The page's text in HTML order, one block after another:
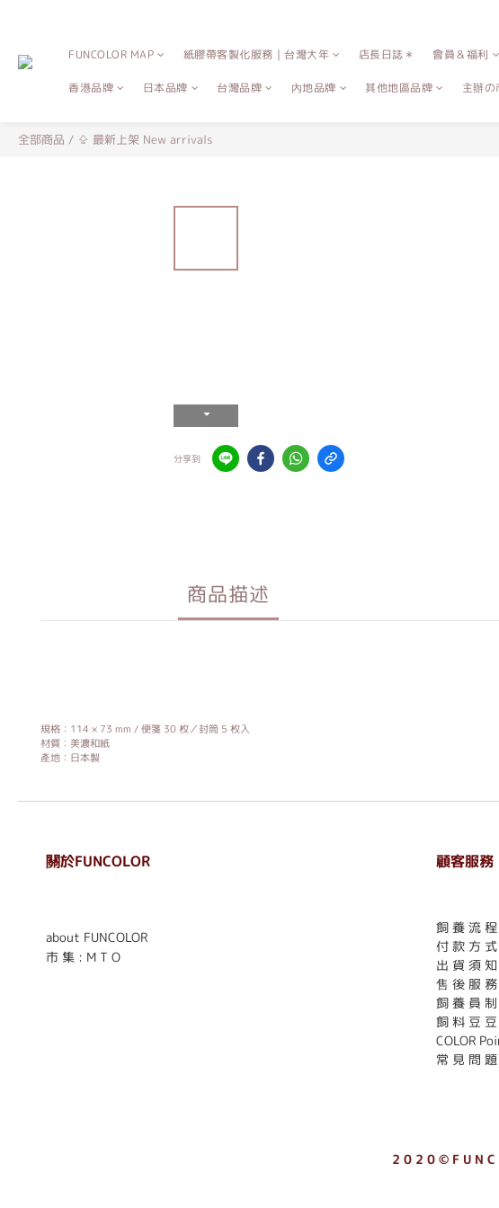
FUNCOLOR MAP 紙膠帶客製化服務｜台灣大年 店長日誌＊ 會員＆福利
香港品牌 日本品牌 台灣品牌 內地品牌 其他地區品牌 主辦
全部商品 / ⇪ 最新上架 New arrivals
分享到
商品描述
規格：114 × 73 mm / 便箋 30 枚／封筒 5 枚入
材質：美濃和紙
產地：日本製
關於FUNCOLOR
about FUNCOLOR
市 集 : M T O
顧客服務
飼 養 流 程
付 款 方 式
出 貨 須 知
售 後 服 務
飼 養 員
飼 料 豆 豆
COLOR
常 見 問 題
2 0 2 0 © F U N C